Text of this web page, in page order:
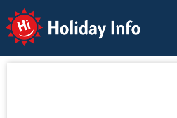
Holiday Info